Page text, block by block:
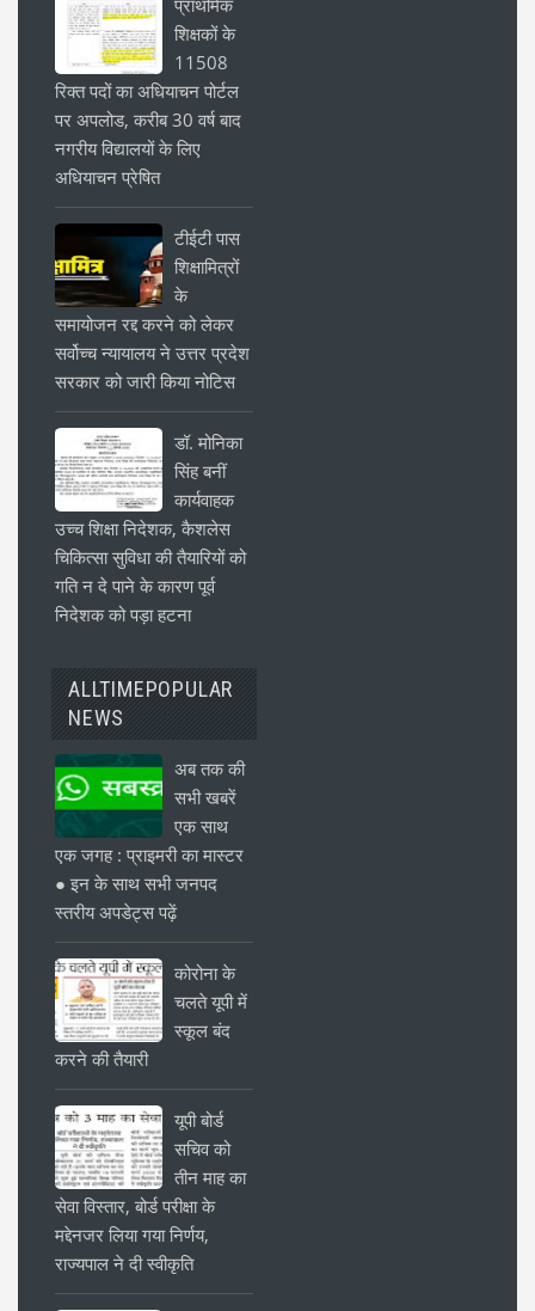
प्राथमिक
शिक्षकों के
11508
रिक्त पदों का अधियाचन पोर्टल
पर अपलोड, करीब 30 वर्ष बाद
नगरीय विद्यालयों के लिए
अधियाचन प्रेषित
टीईटी पास
शिक्षामित्रों
के
समायोजन रद्द करने को लेकर
सर्वोच्च न्यायालय ने उत्तर प्रदेश
सरकार को जारी किया नोटिस
डॉ. मोनिका
सिंह बनीं
कार्यवाहक
उच्च शिक्षा निदेशक, कैशलेस
चिकित्सा सुविधा की तैयारियों को
गति न दे पाने के कारण पूर्व
निदेशक को पड़ा हटना
ALLTIMEPOPULAR
NEWS
अब तक की
सभी खबरें
एक साथ
एक जगह : प्राइमरी का मास्टर
● इन के साथ सभी जनपद
स्तरीय अपडेट्स पढ़ें
कोरोना के
चलते यूपी में
स्कूल बंद
करने की तैयारी
यूपी बोर्ड
सचिव को
तीन माह का
सेवा विस्तार, बोर्ड परीक्षा के
मद्देनजर लिया गया निर्णय,
राज्यपाल ने दी स्वीकृति